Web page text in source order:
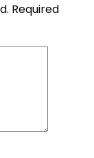
Required